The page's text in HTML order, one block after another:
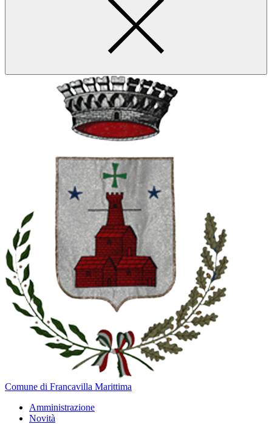
Comune di Francavilla Marittima
Amministrazione
Novità